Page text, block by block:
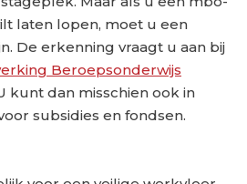
laten lopen, moet u een
De erkenning vraagt u aan bij
Beroepsonderwijs
kunt dan misschien ook in
subsidies en fondsen.